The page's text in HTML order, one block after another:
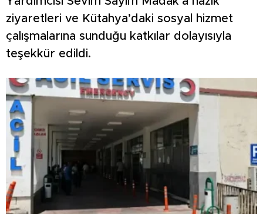
ziyaretleri ve Kütahya’daki sosyal hizmet
çalışmalarına sunduğu katkılar dolayısıyla
teşekkür edildi.